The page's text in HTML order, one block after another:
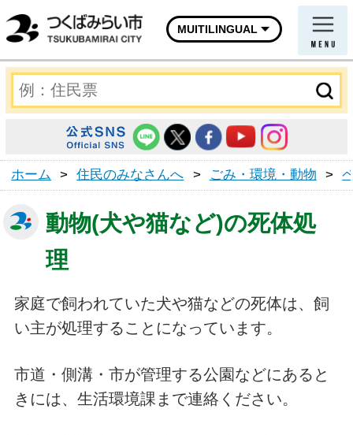
MUITILINGUAL
ホーム > 住民のみなさんへ > ごみ・環境・動物 >
動物(犬や猫など)の死体処
理
家庭で飼われていた犬や猫などの死体は、飼
い主が処理することになっています。
市道・側溝・市が管理する公園などにあると
きには、生活環境課まで連絡ください。